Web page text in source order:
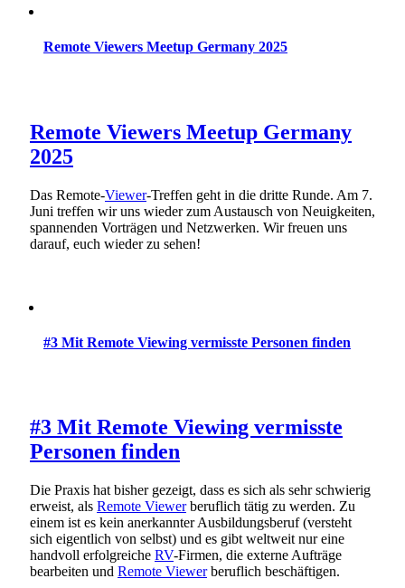
Remote Viewers Meetup Germany 2025
Remote Viewers Meetup Germany
2025
Das Remote-Viewer-Treffen geht in die dritte Runde. Am 7.
Juni treffen wir uns wieder zum Austausch von Neuigkeiten,
spannenden Vorträgen und Netzwerken. Wir freuen uns
darauf, euch wieder zu sehen!
#3 Mit Remote Viewing vermisste Personen finden
#3 Mit Remote Viewing vermisste
Personen finden
Die Praxis hat bisher gezeigt, dass es sich als sehr schwierig
erweist, als Remote Viewerberuflich tätig zu werden. Zu
einem ist es kein anerkannter Ausbildungsberuf (versteht
sich eigentlich von selbst) und es gibt weltweit nur eine
handvoll erfolgreiche RV-Firmen, die externe Aufträge
bearbeiten und Remote Viewerberuflich beschäftigen.